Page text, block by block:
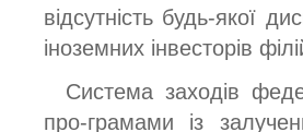
відсутність будь-якої
іноземних інвесторів
Система заходів
про-грамами із